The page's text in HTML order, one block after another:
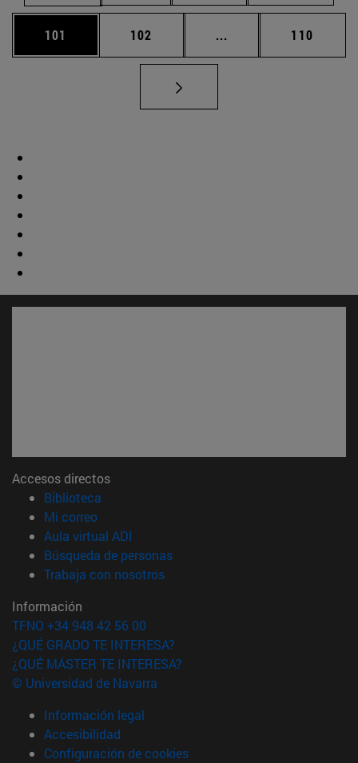
Página
101 Página
102 ... Páginas intermedias
Página
110
Accesos directos
Biblioteca
Mi correo(abre en nueva ventana)
Aula virtual ADI
Búsqueda de personas(abre en nueva ventana)
Trabaja con nosotros(abre en nueva ventana)
Información
TFNO +34 948 42 56 00
¿QUÉ GRADO TE INTERESA?
¿QUÉ MÁSTER TE INTERESA?
© Universidad de Navarra
Información legal
Accesibilidad
Configuración de cookies